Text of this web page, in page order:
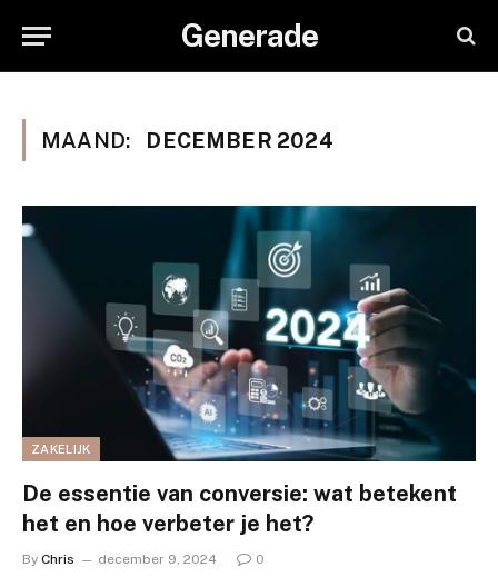
Generade
MAAND: DECEMBER 2024
ZAKELIJK
De essentie van conversie: wat betekent
het en hoe verbeter je het?
By Chris december 9, 2024 0